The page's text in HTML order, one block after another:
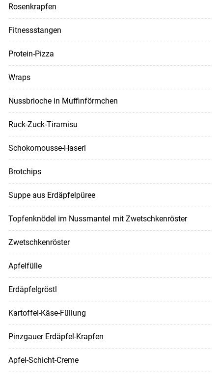
Rosenkrapfen
Fitnessstangen
Protein-Pizza
Wraps
Nussbrioche in Muffinförmchen
Ruck-Zuck-Tiramisu
Schokomousse-Haserl
Brotchips
Suppe aus Erdäpfelpüree
Topfenknödel im Nussmantel mit Zwetschkenröster
Zwetschkenröster
Apfelfülle
Erdäpfelgröstl
Kartoffel-Käse-Füllung
Pinzgauer Erdäpfel-Krapfen
Apfel-Schicht-Creme